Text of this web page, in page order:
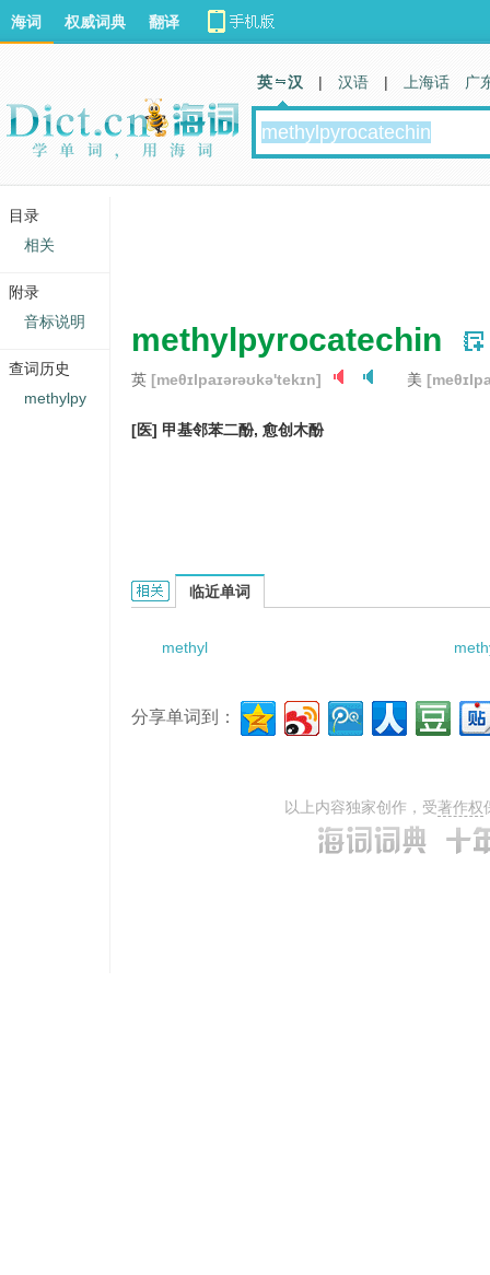
methylpyrocatechin
英 [meθɪlpaɪərəʊkə'tekɪn] 美
[医] 甲基邻苯二酚, 愈创木酚
methylpyrocatechin的相关资料：
临近单词
methyl
分享单词到：
以上内容独家创作，受著作权
海词 权威词典 翻译
英 汉 | 汉语 | 上海话 广
目录
相关
附录
音标说明
查词历史
methylpy